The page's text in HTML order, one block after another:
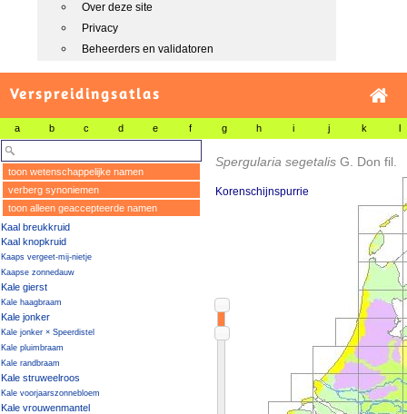
Over deze site
Privacy
Beheerders en validatoren
Verspreidingsatlas
a b c d e f g h i j k l
toon wetenschappelijke namen
verberg synoniemen
toon alleen geaccepteerde namen
Kaal breukkruid
Kaal knopkruid
Kaaps vergeet-mij-nietje
Kaapse zonnedauw
Kale gierst
Kale haagbraam
Kale jonker
Kale jonker × Speerdistel
Kale pluimbraam
Kale randbraam
Kale struweelroos
Kale voorjaarszonnebloem
Kale vrouwenmantel
Spergularia segetalis G. Don fil.
Korenschijnspurrie